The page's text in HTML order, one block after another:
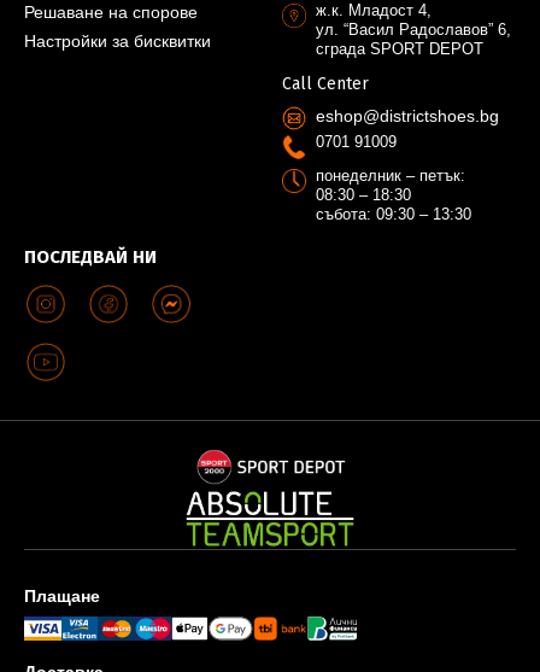
Решаване на спорове
Настройки за бисквитки
ПОСЛЕДВАЙ НИ
ж.к. Младост 4,
ул. “Васил Радославов” 6,
сграда SPORT DEPOT
Call Center
eshop@districtshoes.bg
0701 91009
понеделник – петък:
08:30 – 18:30
събота: 09:30 – 13:30
Плащане